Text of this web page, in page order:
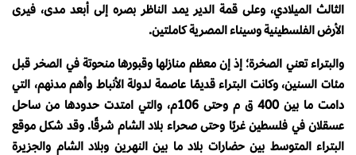
الثالث الميلادي، وعلى قمة الدير يمد الناظر بصره إلى أبعد مدى، فيرى
الأرض الفلسطينية وسيناء المصرية كاملتين.
والبتراء تعني الصخرة؛ إذ إن معظم منازلها وقبورها منحوتة في الصخر قبل
مئات السنين، وكانت البتراء قديمًا عاصمة لدولة الأنباط وأهم مدنهم، التي
دامت ما بين 400 ق م وحتى 106م، والتي امتدت حدودها من ساحل
عسقلان في فلسطين غربًا وحتى صحراء بلاد الشام شرقًا. وقد شكل موقع
البتراء المتوسط بين حضارات بلاد ما بين النهرين وبلاد الشام والجزيرة